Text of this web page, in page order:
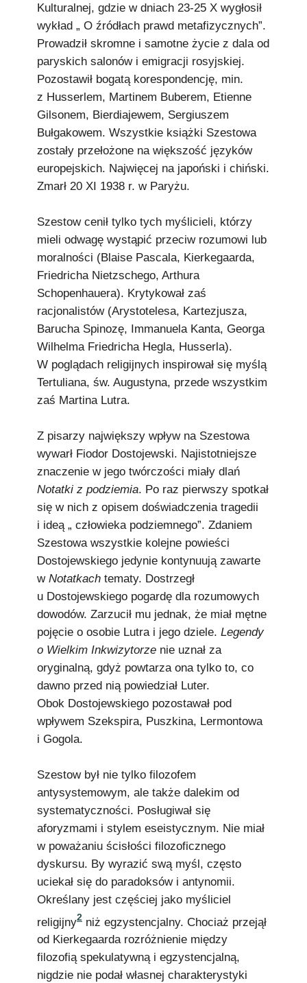
Kulturalnej, gdzie w dniach 23-25 X wygłosił
wykład „ O źródłach prawd metafizycznych”.
Prowadził skromne i samotne życie z dala od
paryskich salonów i emigracji rosyjskiej.
Pozostawił bogatą korespondencję, min.
z Husserlem, Martinem Buberem, Etienne
Gilsonem, Bierdiajewem, Sergiuszem
Bułgakowem. Wszystkie książki Szestowa
zostały przełożone na większość języków
europejskich. Najwięcej na japoński i chiński.
Zmarł 20 XI 1938 r. w Paryżu.
Szestow cenił tylko tych myślicieli, którzy
mieli odwagę wystąpić przeciw rozumowi lub
moralności (Blaise Pascala, Kierkegaarda,
Friedricha Nietzschego, Arthura
Schopenhauera). Krytykował zaś
racjonalistów (Arystotelesa, Kartezjusza,
Barucha Spinozę, Immanuela Kanta, Georga
Wilhelma Friedricha Hegla, Husserla).
W poglądach religijnych inspirował się myślą
Tertuliana, św. Augustyna, przede wszystkim
zaś Martina Lutra.
Z pisarzy największy wpływ na Szestowa
wywarł Fiodor Dostojewski. Najistotniejsze
znaczenie w jego twórczości miały dlań
Notatki z podziemia. Po raz pierwszy spotkał
się w nich z opisem doświadczenia tragedii
i ideą „ człowieka podziemnego”. Zdaniem
Szestowa wszystkie kolejne powieści
Dostojewskiego jedynie kontynuują zawarte
w Notatkach tematy. Dostrzegł
u Dostojewskiego pogardę dla rozumowych
dowodów. Zarzucił mu jednak, że miał mętne
pojęcie o osobie Lutra i jego dziele. Legendy
o Wielkim Inkwizytorze nie uznał za
oryginalną, gdyż powtarza ona tylko to, co
dawno przed nią powiedział Luter.
Obok Dostojewskiego pozostawał pod
wpływem Szekspira, Puszkina, Lermontowa
i Gogola.
Szestow był nie tylko filozofem
antysystemowym, ale także dalekim od
systematyczności. Posługiwał się
aforyzmami i stylem eseistycznym. Nie miał
w poważaniu ścisłości filozoficznego
dyskursu. By wyrazić swą myśl, często
uciekał się do paradoksów i antynomii.
Określany jest częściej jako myśliciel
religijny2 niż egzystencjalny. Chociaż przejął
od Kierkegaarda rozróżnienie między
filozofią spekulatywną i egzystencjalną,
nigdzie nie podał własnej charakterystyki